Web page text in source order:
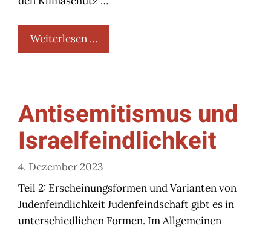
Weiterlesen …
Antisemitismus und
Israelfeindlichkeit
4. Dezember 2023
Teil 2: Erscheinungsformen und Varianten von
Judenfeindlichkeit Judenfeindschaft gibt es in
unterschiedlichen Formen. Im Allgemeinen